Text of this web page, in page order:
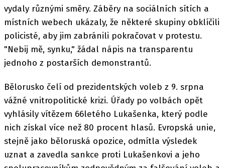
vydaly různými směry. Záběry na sociálních sítích a
místních webech ukázaly, že některé skupiny obklíčili
policisté, aby jim zabránili pokračovat v protestu.
"Nebij mě, synku," žádal nápis na transparentu
jednoho z postarších demonstrantů.
Bělorusko čelí od prezidentských voleb z 9. srpna
vážné vnitropolitické krizi. Úřady po volbách opět
vyhlásily vítězem 66letého Lukašenka, který podle
nich získal více než 80 procent hlasů. Evropská unie,
stejně jako běloruská opozice, odmítla výsledek
uznat a zavedla sankce proti Lukašenkovi a jeho